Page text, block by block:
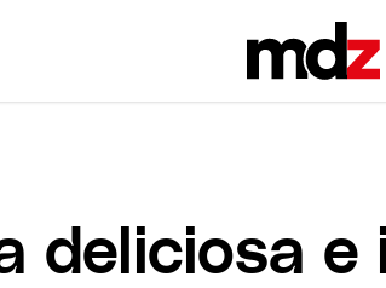
deliciosa e